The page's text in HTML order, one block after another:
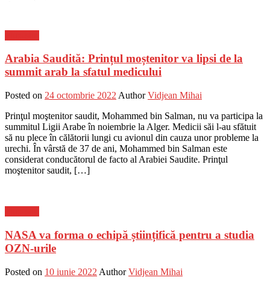
Arabia Saudită: Prințul moștenitor va lipsi de la
summit arab la sfatul medicului
Posted on 24 octombrie 2022 Author Vidjean Mihai
Prinţul moştenitor saudit, Mohammed bin Salman, nu va participa la
summitul Ligii Arabe în noiembrie la Alger. Medicii săi l-au sfătuit
să nu plece în călătorii lungi cu avionul din cauza unor probleme la
urechi. În vârstă de 37 de ani, Mohammed bin Salman este
considerat conducătorul de facto al Arabiei Saudite. Prinţul
moştenitor saudit, […]
NASA va forma o echipă științifică pentru a studia
OZN-urile
Posted on 10 iunie 2022 Author Vidjean Mihai